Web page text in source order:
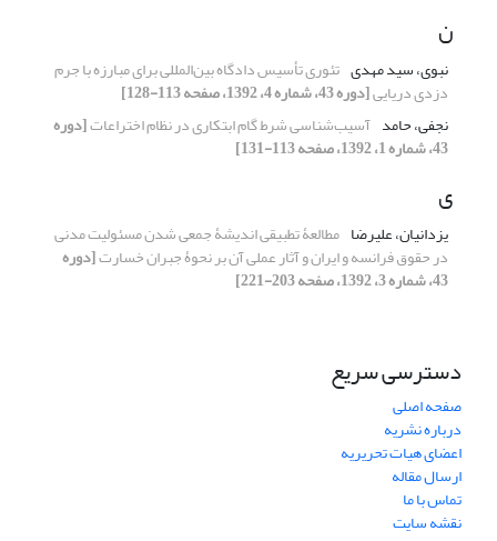
ن
نبوی، سید مهدی تئوری تأسیس دادگاه بین‌المللی برای مبارزه با جرم
دزدی دریایی[دوره 43، شماره 4، 1392، صفحه 113-128]
نجفی، حامد آسیب‌شناسی شرط گام ابتکاری در نظام اختراعات[دوره
43، شماره 1، 1392، صفحه 113-131]
ی
یزدانیان، علیرضا مطالعۀ تطبیقی اندیشۀ جمعی شدن مسئولیت مدنی
در حقوق فرانسه و ایران و آثار عملی آن بر نحوۀ جبران خسارت[دوره
43، شماره 3، 1392، صفحه 203-221]
دسترسی سریع
صفحه اصلی
درباره نشریه
اعضای هیات تحریریه
ارسال مقاله
تماس با ما
نقشه سایت